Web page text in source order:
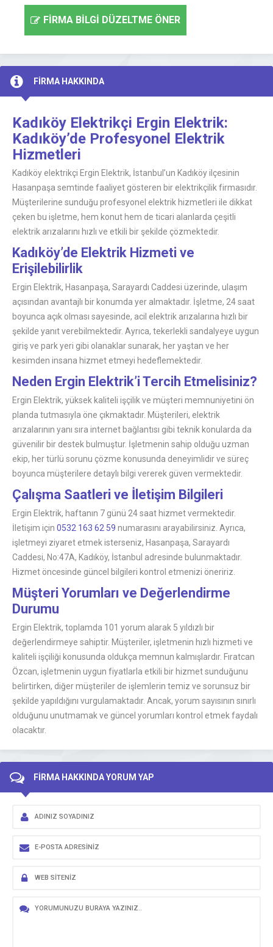
FİRMA BİLGİ DÜZELTME ÖNER
FİRMA HAKKINDA
Kadıköy Elektrikçi Ergin Elektrik:
Kadıköy’de Profesyonel Elektrik
Hizmetleri
Kadıköy elektrikçi Ergin Elektrik, İstanbul’un Kadıköy ilçesinin
Hasanpaşa semtinde faaliyet gösteren bir elektrikçilik firmasıdır.
Müşterilerine sunduğu profesyonel elektrik hizmetleri ile dikkat
çeken bu işletme, hem konut hem de ticari alanlarda çeşitli
elektrik arızalarını hızlı ve etkili bir şekilde çözmektedir.
Kadıköy’de Elektrik Hizmeti ve
Erişilebilirlik
Ergin Elektrik, Hasanpaşa, Sarayardı Caddesi üzerinde, ulaşım
açısından avantajlı bir konumda yer almaktadır. İşletme, 24 saat
boyunca açık olması sayesinde, acil elektrik arızalarına hızlı bir
şekilde yanıt verebilmektedir. Ayrıca, tekerlekli sandalyeye uygun
giriş ve park yeri gibi olanaklar sunarak, her yaştan ve her
kesimden insana hizmet etmeyi hedeflemektedir.
Neden Ergin Elektrik’i Tercih Etmelisiniz?
Ergin Elektrik, yüksek kaliteli işçilik ve müşteri memnuniyetini ön
planda tutmasıyla öne çıkmaktadır. Müşterileri, elektrik
arızalarının yanı sıra internet bağlantısı gibi teknik konularda da
güvenilir bir destek bulmuştur. İşletmenin sahip olduğu uzman
ekip, her türlü sorunu çözme konusunda deneyimlidir ve süreç
boyunca müşterilere detaylı bilgi vererek güven vermektedir.
Çalışma Saatleri ve İletişim Bilgileri
Ergin Elektrik, haftanın 7 günü 24 saat hizmet vermektedir.
İletişim için 0532 163 62 59 numarasını arayabilirsiniz. Ayrıca,
işletmeyi ziyaret etmek isterseniz, Hasanpaşa, Sarayardı
Caddesi, No:47A, Kadıköy, İstanbul adresinde bulunmaktadır.
Hizmet öncesinde güncel bilgileri kontrol etmenizi öneririz.
Müşteri Yorumları ve Değerlendirme
Durumu
Ergin Elektrik, toplamda 101 yorum alarak 5 yıldızlı bir
değerlendirmeye sahiptir. Müşteriler, işletmenin hızlı hizmeti ve
kaliteli işçiliği konusunda oldukça memnun kalmışlardır. Fıratcan
Özcan, işletmenin uygun fiyatlarla etkili bir hizmet sunduğunu
belirtirken, diğer müşteriler de işlemlerin temiz ve sorunsuz bir
şekilde yapıldığını vurgulamaktadır. Ancak, yorum sayısının sınırlı
olduğunu unutmamak ve güncel yorumları kontrol etmek faydalı
olacaktır.
FİRMA HAKKINDA YORUM YAP